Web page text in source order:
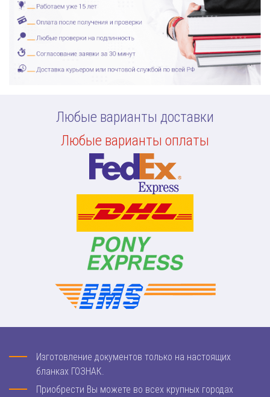
Любые варианты доставки
Любые варианты оплаты
Изготовление документов только на настоящих
бланках ГОЗНАК.
Приобрести Вы можете во всех крупных городах